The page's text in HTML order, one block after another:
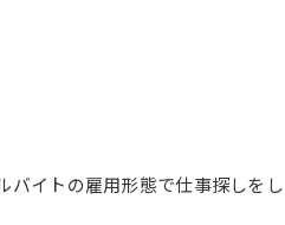
バイトの雇用形態で仕事探しをし